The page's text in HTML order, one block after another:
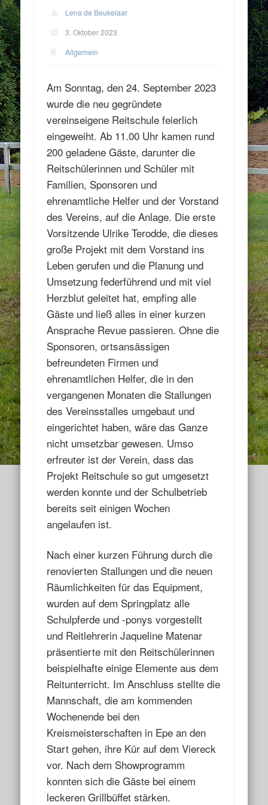
Lena de Beukelaar
3. Oktober 2023
Allgemein
Am Sonntag, den 24. September 2023
wurde die neu gegründete
vereinseigene Reitschule feierlich
eingeweiht. Ab 11.00 Uhr kamen rund
200 geladene Gäste, darunter die
Reitschülerinnen und Schüler mit
Familien, Sponsoren und
ehrenamtliche Helfer und der Vorstand
des Vereins, auf die Anlage. Die erste
Vorsitzende Ulrike Terodde, die dieses
große Projekt mit dem Vorstand ins
Leben gerufen und die Planung und
Umsetzung federführend und mit viel
Herzblut geleitet hat, empfing alle
Gäste und ließ alles in einer kurzen
Ansprache Revue passieren. Ohne die
Sponsoren, ortsansässigen
befreundeten Firmen und
ehrenamtlichen Helfer, die in den
vergangenen Monaten die Stallungen
des Vereinsstalles umgebaut und
eingerichtet haben, wäre das Ganze
nicht umsetzbar gewesen. Umso
erfreuter ist der Verein, dass das
Projekt Reitschule so gut umgesetzt
werden konnte und der Schulbetrieb
bereits seit einigen Wochen
angelaufen ist.
Nach einer kurzen Führung durch die
renovierten Stallungen und die neuen
Räumlichkeiten für das Equipment,
wurden auf dem Springplatz alle
Schulpferde und -ponys vorgestellt
und Reitlehrerin Jaqueline Matenar
präsentierte mit den Reitschülerinnen
beispielhafte einige Elemente aus dem
Reitunterricht. Im Anschluss stellte die
Mannschaft, die am kommenden
Wochenende bei den
Kreismeisterschaften in Epe an den
Start gehen, ihre Kür auf dem Viereck
vor. Nach dem Showprogramm
konnten sich die Gäste bei einem
leckeren Grillbüffet stärken.